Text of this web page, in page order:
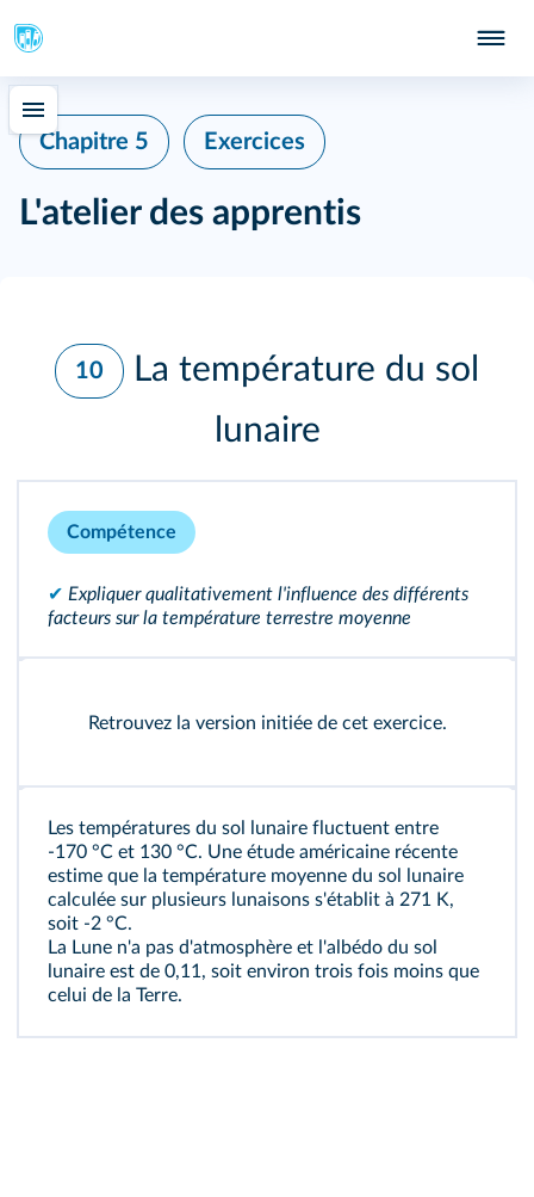
Chapitre 5 Exercices
L'atelier des apprentis
10
La température du sol
lunaire
Compétence
✔ Expliquer qualitativement l'influence des différents
facteurs sur la température terrestre moyenne
Retrouvez la version initiéede cet exercice.
Les températures du sol lunaire fluctuent entre
-170 °C et 130 °C. Une étude américaine récente
estime que la température moyenne du sol lunaire
calculée sur plusieurs lunaisons s'établit à 271 K,
soit -2 °C.
La Lune n'a pas d'atmosphère et l'albédo du sol
lunaire est de 0,11, soit environ trois fois moins que
celui de la Terre.